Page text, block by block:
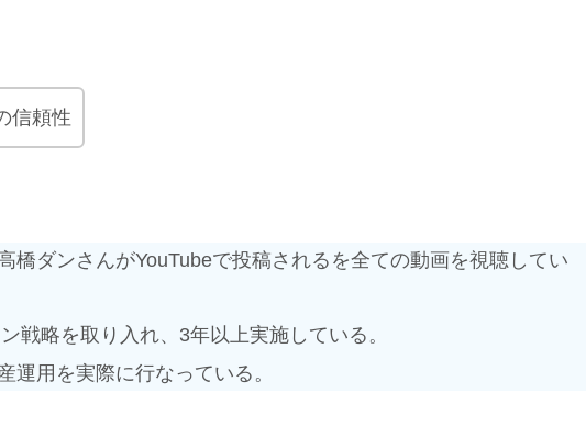
信頼性
橋ダンさんがYouTubeで投稿されるを全ての動画を視聴してい
戦略を取り入れ、3年以上実施している。
運用を実際に行なっている。